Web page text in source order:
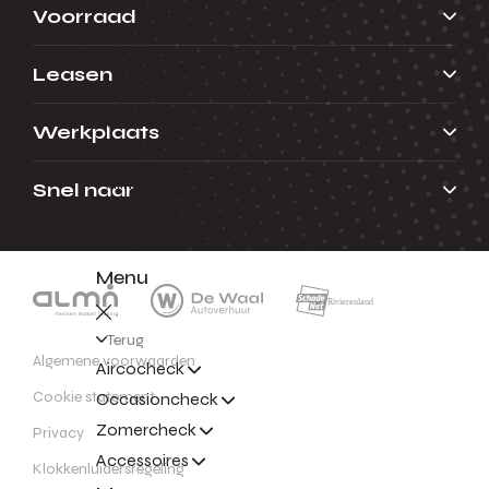
Connect apps
ServicePlus
Family Card
Menu
Terug
Aircocheck
Occasioncheck
Zomercheck
Accessoires
Voorraad
Leasen
Werkplaats
Snel naar
Algemene voorwaarden
Cookie statement
Privacy
Klokkenluidersregeling